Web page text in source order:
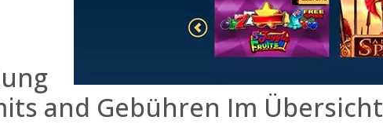
and Gebühren Im Übersicht